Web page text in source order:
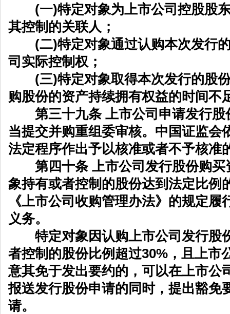
(一)特定对象为上市公司控股股东
其控制的关联人；
(二)特定对象通过认购本次发行的
司实际控制权；
(三)特定对象取得本次发行的股份
购股份的资产持续拥有权益的时间不
第三十九条 上市公司申请发行股
当提交并购重组委审核。中国证监会
法定程序作出予以核准或者不予核准
第四十条 上市公司发行股份购买
象持有或者控制的股份达到法定比例
《上市公司收购管理办法》的规定履
义务。
特定对象因认购上市公司发行股
者控制的股份比例超过30%，且上市
意其免于发出要约的，可以在上市公
报送发行股份申请的同时，提出豁免
请。